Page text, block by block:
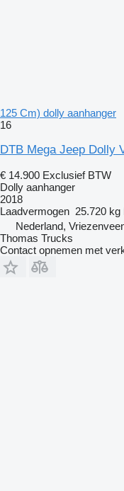
125 Cm) dolly aanhanger
16
DTB Mega Jeep Dolly
€ 14.900 Exclusief BTW
Dolly aanhanger
2018
Laadvermogen 25.720 kg
Nederland,
Thomas Trucks
Contact opnemen met